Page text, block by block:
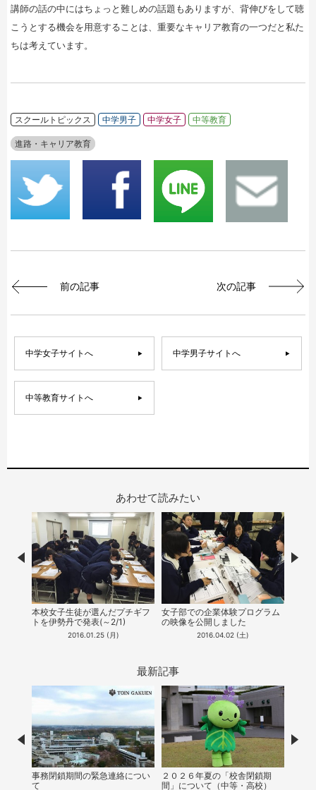
講師の話の中にはちょっと難しめの話題もありますが、背伸びをして聴
こうとする機会を用意することは、重要なキャリア教育の一つだと私た
ちは考えています。
スクールトピックス 中学男子 中学女子 中等教育
進路・キャリア教育
前の記事 次の記事
中学女子サイトへ 中学男子サイトへ
中等教育サイトへ
あわせて読みたい
本校女子生徒が選んだプチギフ
トを伊勢丹で発表(～2/1)
2016.01.25 (月)
女子部での企業体験プログラム
の映像を公開しました
2016.04.02 (土)
Prev
最新記事
事務閉鎖期間の緊急連絡につい
て
２０２６年夏の「校舎閉鎖期
間」について（中等・高校）
Prev